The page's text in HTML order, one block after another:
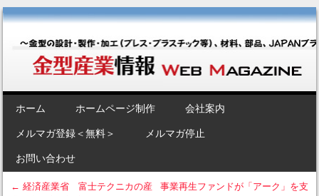
金型産業情報 [Web Magazine]
JAPANブランド“金型”のポータルサイト～
Menu
SKIP TO CONTENT
ホーム ホームページ制作 会社案内
メルマガ登録＜無料＞ メルマガ停止
お問い合わせ
← 経済産業省 富士テクニカの産
事業再生ファンドが「アーク」を支